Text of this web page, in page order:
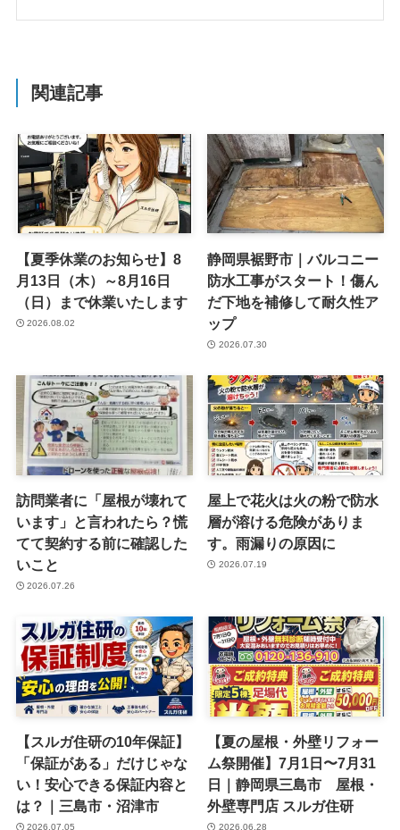
関連記事
【夏季休業のお知らせ】8
月13日（木）～8月16日
（日）まで休業いたします
2026.08.02
静岡県裾野市｜バルコニー
防水工事がスタート！傷ん
だ下地を補修して耐久性ア
ップ
2026.07.30
訪問業者に「屋根が壊れて
います」と言われたら？慌
てて契約する前に確認した
いこと
2026.07.26
屋上で花火は火の粉で防水
層が溶ける危険がありま
す。雨漏りの原因に
2026.07.19
【スルガ住研の10年保証】
「保証がある」だけじゃな
い！安心できる保証内容と
は？｜三島市・沼津市
2026.07.05
【夏の屋根・外壁リフォー
ム祭開催】7月1日〜7月31
日｜静岡県三島市 屋根・
外壁専門店 スルガ住研
2026.06.28